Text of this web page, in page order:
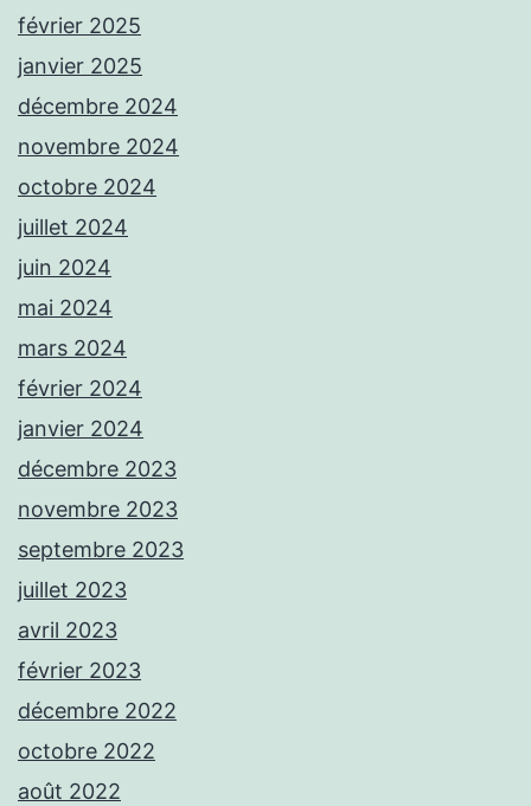
février 2025
janvier 2025
décembre 2024
novembre 2024
octobre 2024
juillet 2024
juin 2024
mai 2024
mars 2024
février 2024
janvier 2024
décembre 2023
novembre 2023
septembre 2023
juillet 2023
avril 2023
février 2023
décembre 2022
octobre 2022
août 2022